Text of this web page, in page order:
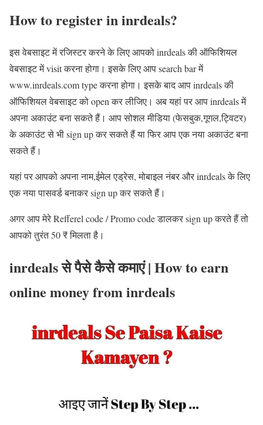
How to register in inrdeals?
इस वेबसाइट में रजिस्टर करने के लिए आपको inrdeals की ऑफिशियल
वेबसाइट में visit करना होगा। इसके लिए आप search bar में
www.inrdeals.com type करना होगा। इसके बाद आप inrdeals की
ऑफिशियल वेबसाइट को open कर लीजिए। अब यहां पर आप inrdeals में
अपना अकाउंट बना सकते हैं। आप सोशल मीडिया (फेसबुक,गूगल,ट्विटर)
के अकाउंट से भी sign up कर सकते हैं या फिर आप एक नया अकाउंट बना
सकते हैं।
यहां पर आपको अपना नाम,ईमेल एड्रेस, मोबाइल नंबर और inrdeals के लिए
एक नया पासवर्ड बनाकर sign up कर सकते हैं।
अगर आप मेरे Refferel code / Promo code डालकर sign up करते हैं तो
आपको तुरंत 50 ₹ मिलता है।
inrdeals से पैसे कैसे कमाएं | How to earn
online money from inrdeals